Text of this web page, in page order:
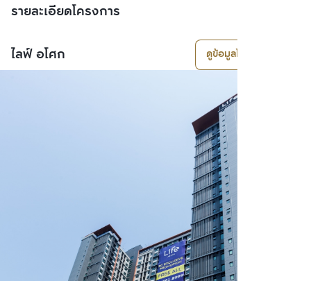
รายละเอียดโครงการ
ไลฟ์ อโศก ดูข้อมูลโครงการ